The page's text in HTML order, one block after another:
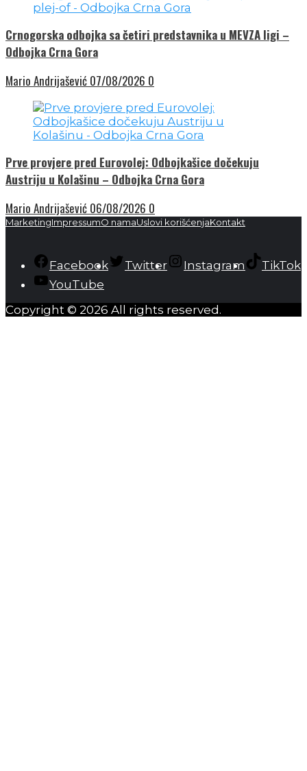
Crnogorska odbojka sa četiri predstavnika u MEVZA ligi –
Odbojka Crna Gora
Mario Andrijašević 07/08/2026 0
Prve provjere pred Eurovolej: Odbojkašice dočekuju
Austriju u Kolašinu – Odbojka Crna Gora
Mario Andrijašević 06/08/2026 0
MarketingImpressumO namaUslovi korišćenjaKontakt
Facebook Twitter Instagram
TikTok
YouTube
Copyright © 2026 All rights reserved.